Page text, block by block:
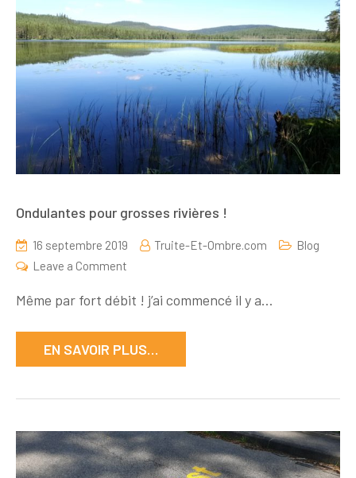
Ondulantes pour grosses rivières !
16 septembre 2019 Truite-Et-Ombre.com
Blog
Leave a Comment
pour
rivières
!
Même par fort débit ! j’ai commencé il y a…
EN SAVOIR PLUS…